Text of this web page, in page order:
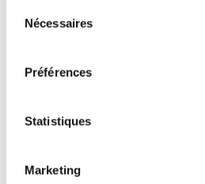
Nécessaires
Préférences
Statistiques
Marketing